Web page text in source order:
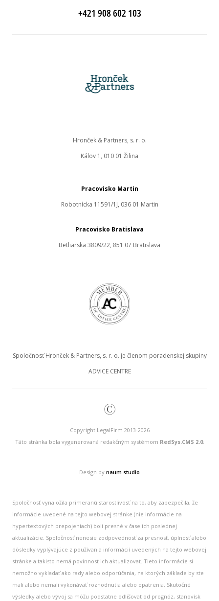
+421 908 602 103
Pracovisko Martin
Robotnícka 11591/1J, 036 01 Martin
Hronček & Partners, s. r. o.
Kálov 1, 010 01 Žilina
Pracovisko Bratislava
Betliarska 3809/22, 851 07 Bratislava
Spoločnosť Hronček & Partners, s. r. o. je členom poradenskej skupiny
ADVICE CENTRE
©
Copyright LegalFirm 2013-2026
Táto stránka bola vygenerovaná redakčným systémom RedSys.CMS 2.0.
Design by naum.studio
Spoločnosť vynaložila primeranú starostlivosť na to, aby zabezpečila, že
informácie uvedené na tejto webovej stránke (nie informácie na
hypertextových prepojeniach) boli presné v čase ich poslednej
aktualizácie. Spoločnosť nenesie zodpovednosť za presnosť, úplnosť alebo
dôsledky vyplývajúce z používania informácií uvedených na tejto webovej
stránke a takisto nemá povinnosť ich aktualizovať. Tieto informácie si
nemožno vykladať ako rady alebo odporúčania, na ktorých základe by ste
mali alebo nemali vykonávať rozhodnutia alebo opatrenia. Skutočné
výsledky alebo vývoj sa môžu podstatne odlišovať od prognóz, stanovísk